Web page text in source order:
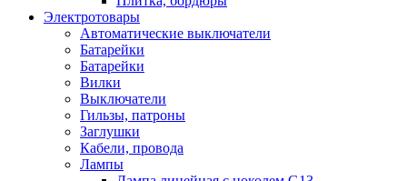
Электротовары
Автоматические выключатели
Батарейки
Батарейки
Вилки
Выключатели
Гильзы, патроны
Заглушки
Кабели, провода
Лампы